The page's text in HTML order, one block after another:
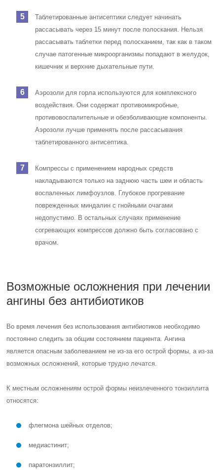
Таблетированные антисептики следует начинать
рассасывать через 15 минут после полоскания. Нельзя
рассасывать таблетки перед полосканием, так как в таком
случае патогенные микроорганизмы попадают в желудок,
кишечник и верхние дыхательные пути.
Аэрозоли для горла используются для комплексного
воздействия. Они содержат противомикробные,
противовоспалительные и обезболивающие компоненты.
Аэрозоли лучше применять после рассасывания
таблетированного антисептика.
Компрессы с применением народных средств
накладываются только на заднюю часть шеи и область
воспаленных лимфоузлов. Глубокое прогревание
поврежденных миндалин с гнойными очагами
недопустимо. В остальных случаях применение
согревающих компрессов должно быть согласовано с
врачом.
Возможные осложнения при лечении
ангины без антибиотиков
Во время лечения без использования антибиотиков необходимо
постоянно следить за общим состоянием пациента. Ангина
является опасным заболеванием не из-за его острой формы, а из-за
возможных осложнений, которые трудно лечатся.
К местным осложнениям острой формы неизлеченного тонзиллита
относятся:
флегмона шейных отделов;
медиастинит;
паратонзиллит;